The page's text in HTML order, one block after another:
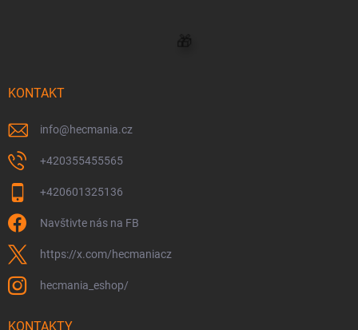
KONTAKT
info@hecmania.cz
+420355455565
+420601325136
Navštivte nás na FB
https://x.com/hecmaniacz
hecmania_eshop/
KONTAKTY